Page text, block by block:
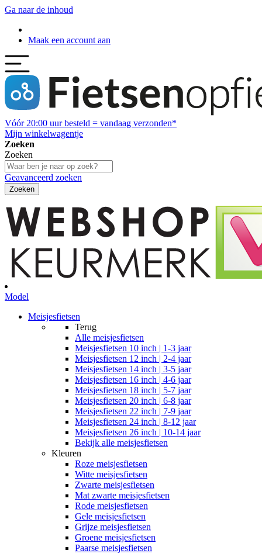
Ga naar de inhoud
Maak een account aan
Vóór 20:00 uur besteld = vandaag verzonden*
Mijn winkelwagentje
Zoeken
Zoeken
Geavanceerd zoeken
Zoeken
Model
Meisjesfietsen
Terug
Alle meisjesfietsen
Meisjesfietsen 10 inch | 1-3 jaar
Meisjesfietsen 12 inch | 2-4 jaar
Meisjesfietsen 14 inch | 3-5 jaar
Meisjesfietsen 16 inch | 4-6 jaar
Meisjesfietsen 18 inch | 5-7 jaar
Meisjesfietsen 20 inch | 6-8 jaar
Meisjesfietsen 22 inch | 7-9 jaar
Meisjesfietsen 24 inch | 8-12 jaar
Meisjesfietsen 26 inch | 10-14 jaar
Bekijk alle meisjesfietsen
Kleuren
Roze meisjesfietsen
Witte meisjesfietsen
Zwarte meisjesfietsen
Mat zwarte meisjesfietsen
Rode meisjesfietsen
Gele meisjesfietsen
Grijze meisjesfietsen
Groene meisjesfietsen
Paarse meisjesfietsen